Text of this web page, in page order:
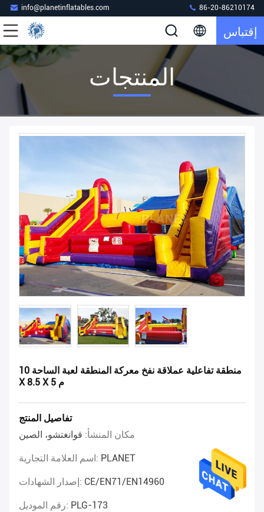
info@planetinflatables.com 86-20-86210174
إقتباس
المنتجات
منطقة تفاعلية عملاقة نفخ معركة المنطقة لعبة الساحة 10
X 8.5 X 5 م
تفاصيل المنتج
مكان المنشأ: قوانغتشو، الصين
اسم العلامة التجارية: PLANET
إصدار الشهادات: CE/EN71/EN14960
رقم الموديل: PLG-173